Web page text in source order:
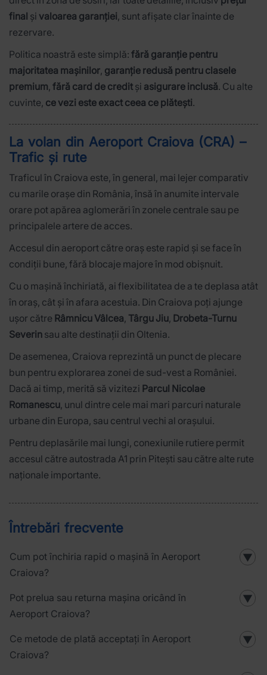
final și valoarea garanției, sunt afișate clar înainte de
rezervare.
Politica noastră este simplă: fără garanție pentru
majoritatea mașinilor, garanție redusă pentru clasele
premium, fără card de credit și asigurare inclusă. Cu alte
cuvinte, ce vezi este exact ceea ce plătești.
La volan din Aeroport Craiova (CRA) –
Trafic și rute
Traficul în Craiova este, în general, mai lejer comparativ
cu marile orașe din România, însă în anumite intervale
orare pot apărea aglomerări în zonele centrale sau pe
principalele artere de acces.
Accesul din aeroport către oraș este rapid și se face în
condiții bune, fără blocaje majore în mod obișnuit.
Cu o mașină închiriată, ai flexibilitatea de a te deplasa atât
în oraș, cât și în afara acestuia. Din Craiova poți ajunge
ușor către Râmnicu Vâlcea, Târgu Jiu, Drobeta-Turnu
Severin sau alte destinații din Oltenia.
De asemenea, Craiova reprezintă un punct de plecare
bun pentru explorarea zonei de sud-vest a României.
Dacă ai timp, merită să vizitezi Parcul Nicolae
Romanescu, unul dintre cele mai mari parcuri naturale
urbane din Europa, sau centrul vechi al orașului.
Pentru deplasările mai lungi, conexiunile rutiere permit
accesul către autostrada A1 prin Pitești sau către alte rute
naționale importante.
Întrebări frecvente
Cum pot închiria rapid o mașină în Aeroport
Craiova?
▼
Pot prelua sau returna mașina oricând în
Aeroport Craiova?
▼
Ce metode de plată acceptați în Aeroport
Craiova?
▼